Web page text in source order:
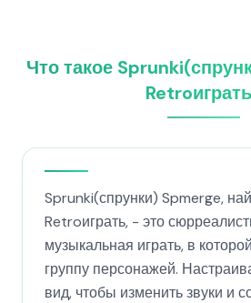
Что такое
Sprunki(спрунки) Spmerge,
Retroиграть, - это
музыкальная играть, в
группу персонажей.
вид, чтобы изменить звуки и